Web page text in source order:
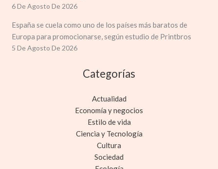
6 De Agosto De 2026
España se cuela como uno de los países más baratos de
Europa para promocionarse, según estudio de Printbros
5 De Agosto De 2026
Categorías
Actualidad
Economía y negocios
Estilo de vida
Ciencia y Tecnología
Cultura
Sociedad